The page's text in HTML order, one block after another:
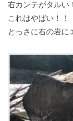
右カンテがタルい！
これはやばい！！
とっさに右の岩に